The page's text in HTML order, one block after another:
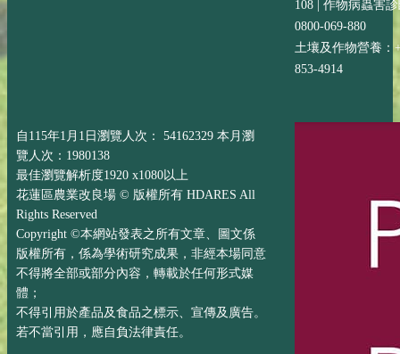
108 | 作物病蟲害
0800-069-880
土壤及作物營養：
853-4914
自115年1月1日瀏覽人次： 54162329 本月瀏
覽人次：1980138
最佳瀏覽解析度1920 x1080以上
花蓮區農業改良場 © 版權所有 HDARES All
Rights Reserved
Copyright ©本網站發表之所有文章、圖文係
版權所有，係為學術研究成果，非經本場同意
不得將全部或部分內容，轉載於任何形式媒
體；
不得引用於產品及食品之標示、宣傳及廣告。
若不當引用，應自負法律責任。